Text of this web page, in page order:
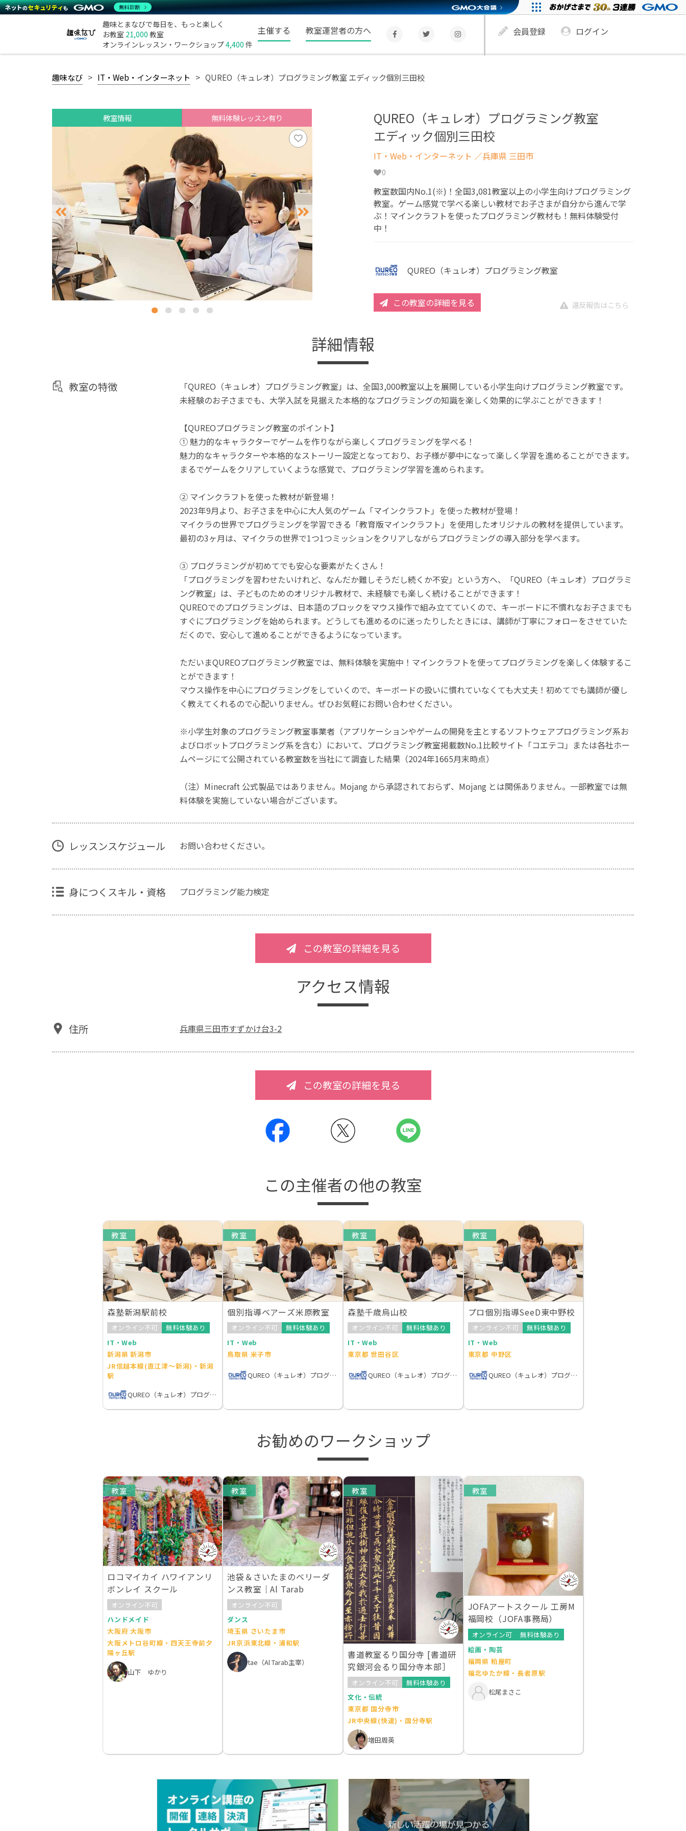
趣味とまなびで毎日を、もっと楽しく
お教室 21,000 教室
オンラインレッスン・ワークショップ4,400 件
主催する 教室運営者の方へ 会員登録 ログイン
趣味なび IT・Web・インターネット QUREO（キュレオ）プログラミング教室 エディック個別三田校
教室情報 無料体験レッスン有り
QUREO（キュレオ）プログラミング教室
エディック個別三田校
IT・Web・インターネット ／兵庫県 三田市
0
教室数国内No.1(※)！全国3,081教室以上の小学生向けプログラミング
教室。ゲーム感覚で学べる楽しい教材でお子さまが自分から進んで学
ぶ！マインクラフトを使ったプログラミング教材も！無料体験受付
中！
QUREO（キュレオ）プログラミング教室
この教室の詳細を見る 違反報告はこちら
詳細情報
教室の特徴
「QUREO（キュレオ）プログラミング教室」は、全国3,000教室以上を展開している小学生向けプログラミング教室です。
未経験のお子さまでも、大学入試を見据えた本格的なプログラミングの知識を楽しく効果的に学ぶことができます！
【QUREOプログラミング教室のポイント】
① 魅力的なキャラクターでゲームを作りながら楽しくプログラミングを学べる！
魅力的なキャラクターや本格的なストーリー設定となっており、お子様が夢中になって楽しく学習を進めることができます。
まるでゲームをクリアしていくような感覚で、プログラミング学習を進められます。
② マインクラフトを使った教材が新登場！
2023年9月より、お子さまを中心に大人気のゲーム「マインクラフト」を使った教材が登場！
マイクラの世界でプログラミングを学習できる「教育版マインクラフト」を使用したオリジナルの教材を提供しています。
最初の3ヶ月は、マイクラの世界で1つ1つミッションをクリアしながらプログラミングの導入部分を学べます。
③ プログラミングが初めてでも安心な要素がたくさん！
「プログラミングを習わせたいけれど、なんだか難しそうだし続くか不安」という方へ、「QUREO（キュレオ）プログラミ
ング教室」は、子どものためのオリジナル教材で、未経験でも楽しく続けることができます！
QUREOでのプログラミングは、日本語のブロックをマウス操作で組み立てていくので、キーボードに不慣れなお子さまでも
すぐにプログラミングを始められます。どうしても進めるのに迷ったりしたときには、講師が丁寧にフォローをさせていた
だくので、安心して進めることができるようになっています。
ただいまQUREOプログラミング教室では、無料体験を実施中！マインクラフトを使ってプログラミングを楽しく体験するこ
とができます！
マウス操作を中心にプログラミングをしていくので、キーボードの扱いに慣れていなくても大丈夫！初めてでも講師が優し
く教えてくれるので心配いりません。ぜひお気軽にお問い合わせください。
※小学生対象のプログラミング教室事業者（アプリケーションやゲームの開発を主とするソフトウェアプログラミング系お
よびロボットプログラミング系を含む）において、プログラミング教室掲載数No.1比較サイト「コエテコ」または各社ホー
ムページにて公開されている教室数を当社にて調査した結果（2024年1665月末時点）
（注）Minecraft 公式製品ではありません。Mojang から承認されておらず、Mojang とは関係ありません。一部教室では無
料体験を実施していない場合がございます。
レッスンスケジュール お問い合わせください。
身につくスキル・資格 プログラミング能力検定
この教室の詳細を見る
アクセス情報
住所 兵庫県三田市すずかけ台3-2
この教室の詳細を見る
この主催者の他の教室
教室
森塾新潟駅前校
オンライン不可
無料体験あり
IT・Web
新潟県 新潟市
JR信越本線(直江津～新潟)・新潟
駅
QUREO（キュレオ）プログラミング教室
教室
個別指導ベアーズ米原教室
オンライン不可
無料体験あり
IT・Web
鳥取県 米子市
QUREO（キュレオ）プログラミング教室
教室
森塾千歳烏山校
オンライン不可
無料体験あり
IT・Web
東京都 世田谷区
QUREO（キュレオ）プログラミング教室
教室
プロ個別指導SeeD東中野校
オンライン不可
無料体験あり
IT・Web
東京都 中野区
QUREO（キュレオ）プログラミング教室
お勧めのワークショップ
教室
ロコマイカイ ハワイアンリ
ボンレイ スクール
オンライン不可
ハンドメイド
大阪府 大阪市
大阪メトロ谷町線・四天王寺前夕
陽ヶ丘駅
山下 ゆかり
教室
池袋＆さいたまのベリーダ
ンス教室｜Al Tarab
オンライン不可
ダンス
埼玉県 さいたま市
JR京浜東北線・浦和駅
tae（Al Tarab主宰）
教室
書道教室るり国分寺 [書道研
究銀河会るり国分寺本部］
オンライン不可
無料体験あり
文化・伝統
東京都 国分寺市
JR中央線(快速)・国分寺駅
増田周英
教室
JOFAアートスクール 工房M
福岡校（JOFA事務局）
オンライン可
無料体験あり
絵画・陶芸
福岡県 粕屋町
福北ゆたか線・長者原駅
松尾まさこ
無料診断